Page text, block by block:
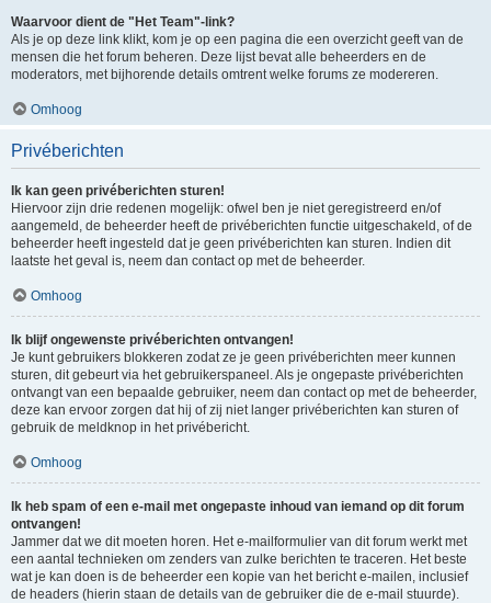
Waarvoor dient de "Het Team"-link?
Als je op deze link klikt, kom je op een pagina die een overzicht geeft van de
mensen die het forum beheren. Deze lijst bevat alle beheerders en de
moderators, met bijhorende details omtrent welke forums ze modereren.
Omhoog
Privéberichten
Ik kan geen privéberichten sturen!
Hiervoor zijn drie redenen mogelijk: ofwel ben je niet geregistreerd en/of
aangemeld, de beheerder heeft de privéberichten functie uitgeschakeld, of de
beheerder heeft ingesteld dat je geen privéberichten kan sturen. Indien dit
laatste het geval is, neem dan contact op met de beheerder.
Omhoog
Ik blijf ongewenste privéberichten ontvangen!
Je kunt gebruikers blokkeren zodat ze je geen privéberichten meer kunnen
sturen, dit gebeurt via het gebruikerspaneel. Als je ongepaste privéberichten
ontvangt van een bepaalde gebruiker, neem dan contact op met de beheerder,
deze kan ervoor zorgen dat hij of zij niet langer privéberichten kan sturen of
gebruik de meldknop in het privébericht.
Omhoog
Ik heb spam of een e-mail met ongepaste inhoud van iemand op dit forum
ontvangen!
Jammer dat we dit moeten horen. Het e-mailformulier van dit forum werkt met
een aantal technieken om zenders van zulke berichten te traceren. Het beste
wat je kan doen is de beheerder een kopie van het bericht e-mailen, inclusief
de headers (hierin staan de details van de gebruiker die de e-mail stuurde).